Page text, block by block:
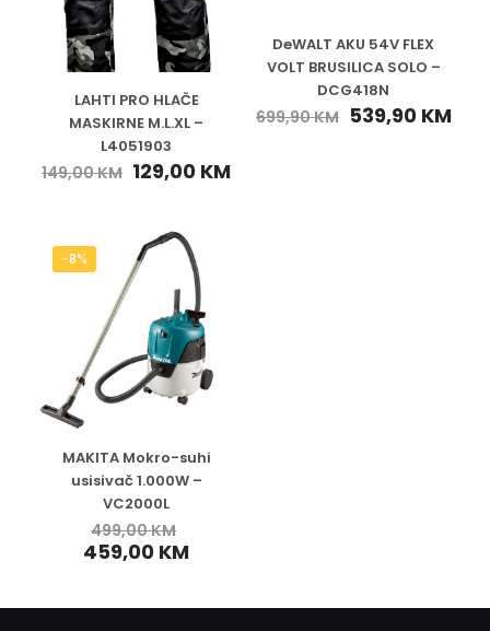
LAHTI PRO HLAČE
MASKIRNE M.L.XL –
L4051903
149,00KM 129,00 KM
DeWALT AKU 54V FLEX
VOLT BRUSILICA SOLO –
DCG418N
699,90KM 539,90 KM
-8%
MAKITA Mokro-suhi
usisivač 1.000W –
VC2000L
499,00KM
459,00 KM